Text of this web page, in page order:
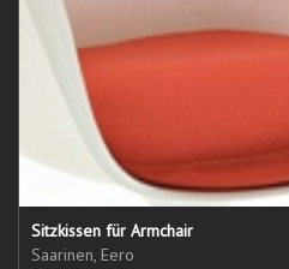
Sitzkissen für Armchair
Saarinen, Eero